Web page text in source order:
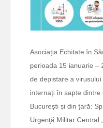
Asociația Echitate în
perioada 15 ianuarie –
de depistare a
internați în șapte dintre
București și din țară:
Urgenţă Militar Central